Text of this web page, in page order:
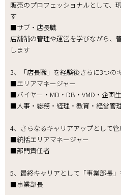
販売のプロフェッショナルとして、
す
■サブ・店長職
店舗舗の管理や運営を学びながら、
します
3、「店長職」を経験後さらに3つの
■エリアマネージャー
■バイヤー・MD・DB・VMD・企画
■人事・総務・経理・教育・経営管
4、さらなるキャリアアップとして
■統括エリアマネージャー
■部門責任者
5、最終キャリアとして「事業部長
■事業部長